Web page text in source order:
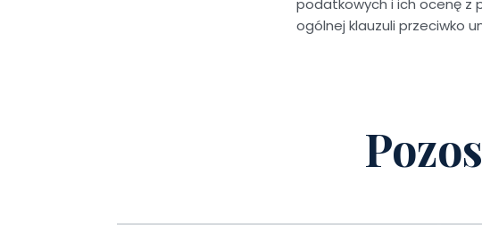
podatkowych i ich ocenę z
ogólnej klauzuli przeciwko